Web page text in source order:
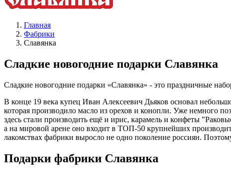
Главная
Фабрики
Славянка
Сладкие новогодние подарки Славянка
Сладкие новогодние подарки «Славянка» - это праздничные
В конце 19 века купец Иван Алексеевич Дьяков основал
которая производило масло из орехов и конопли. Уже немного
здесь стали производить ещё и ирис, карамель и конфеты
а на мировой арене оно входит в ТОП-50 крупнейших
лакомствах фабрики выросло не одно поколение россиян.
Подарки фабрики Славянка